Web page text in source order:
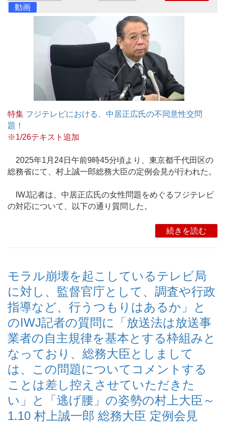
動画
特集 フジテレビにおける、中居正広氏の不同意性交問
題！
※1/26テキスト追加
2025年1月24日午前9時45分頃より、東京都千代田区の
総務省にて、村上誠一郎総務大臣の定例会見が行われた。
IWJ記者は、中居正広氏の女性問題をめぐるフジテレビ
の対応について、以下の通り質問した。
続きを読む
モラル崩壊を起こしているテレビ局
に対し、監督官庁として、調査や行政
指導など、行うつもりはあるか」と
のIWJ記者の質問に「放送法は放送事
業者の自主規律を基本とする枠組みと
なっており、総務大臣としまして
は、この問題についてコメントする
ことは差し控えさせていただきた
い」と「逃げ腰」の姿勢の村上大臣～
1.10 村上誠一郎 総務大臣 定例会見